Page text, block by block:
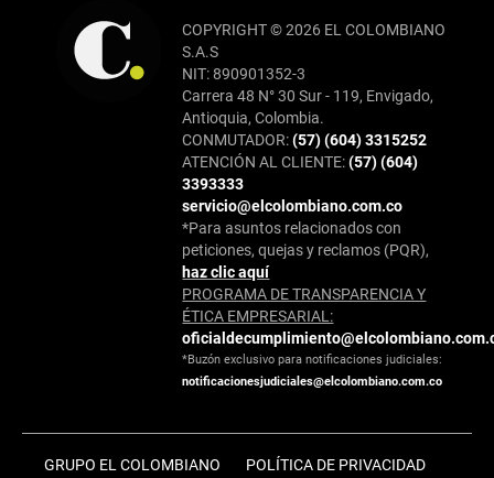
COPYRIGHT © 2026 EL COLOMBIANO
S.A.S
NIT: 890901352-3
Carrera 48 N° 30 Sur - 119, Envigado,
Antioquia, Colombia.
CONMUTADOR:(57) (604) 3315252
ATENCIÓN AL CLIENTE:(57) (604)
3393333
servicio@elcolombiano.com.co
*Para asuntos relacionados con
peticiones, quejas y reclamos (PQR),
haz clic aquí
PROGRAMA DE TRANSPARENCIA Y
ÉTICA EMPRESARIAL:
*Buzón exclusivo para notificaciones judiciales:
notificacionesjudiciales@elcolombiano.com.co
GRUPO EL COLOMBIANO POLÍTICA DE PRIVACIDAD